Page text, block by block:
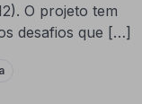
O projeto tem
desafios que […]